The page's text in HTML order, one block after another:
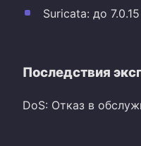
Suricata: до 7.0.15
Последствия
DoS: Отказ в